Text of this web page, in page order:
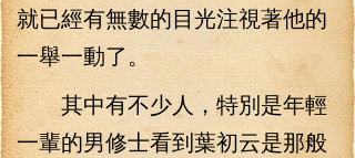
就已經有無數的目光注視著他的
一舉一動了。
其中有不少人，特別是年輕
一輩的男修士看到葉初云是那般